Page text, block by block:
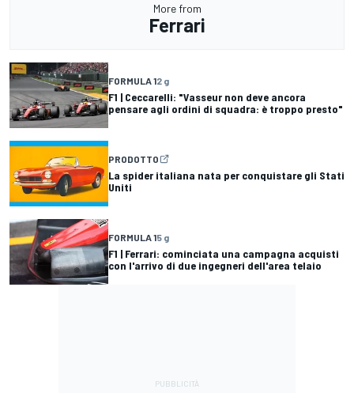
More from
Ferrari
FORMULA 12 g
F1 | Ceccarelli: "Vasseur non deve ancora
pensare agli ordini di squadra: è troppo presto"
PRODOTTO
La spider italiana nata per conquistare gli Stati
Uniti
FORMULA 15 g
F1 | Ferrari: cominciata una campagna acquisti
con l'arrivo di due ingegneri dell'area telaio